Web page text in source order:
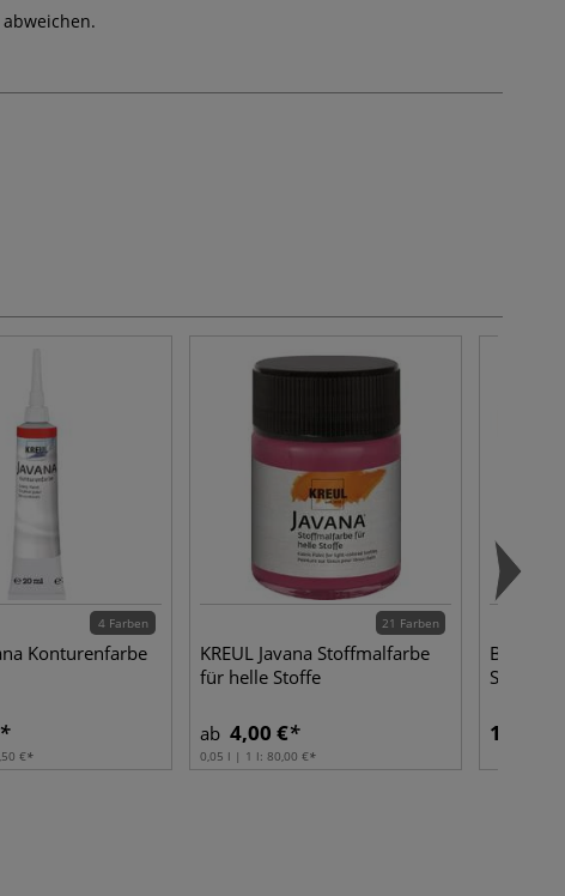
4 Farben
Konturenfarbe
€
21 Farben
KREUL Javana Stoffmalfarbe
für helle Stoffe
ab 4,00 €
0,05 l | 1 l: 80,00 €
1,45 €